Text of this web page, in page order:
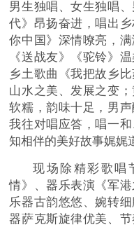
男生独唱、女生独唱
代》昂扬奋进，唱出
你中国》深情嘹亮，
《送战友》《驼铃》
乡土歌曲《我把故乡
山水之美、发展之变
软糯，韵味十足，男
我往对唱应答，唱一
知相伴的美好故事娓娓
现场除精彩歌唱
情》、器乐表演《军
乐器古韵悠悠、婉转
器萨克斯旋律优美、